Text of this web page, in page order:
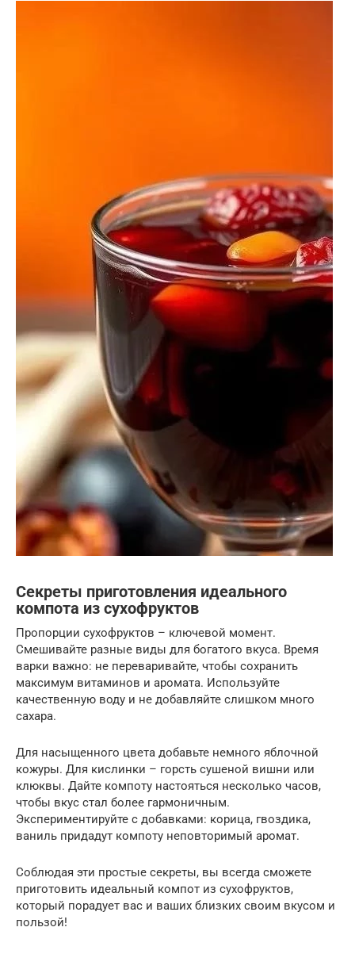
Секреты приготовления идеального
компота из сухофруктов
Пропорции сухофруктов – ключевой момент.
Смешивайте разные виды для богатого вкуса. Время
варки важно: не переваривайте, чтобы сохранить
максимум витаминов и аромата. Используйте
качественную воду и не добавляйте слишком много
сахара.
Для насыщенного цвета добавьте немного яблочной
кожуры. Для кислинки – горсть сушеной вишни или
клюквы. Дайте компоту настояться несколько часов,
чтобы вкус стал более гармоничным.
Экспериментируйте с добавками: корица, гвоздика,
ваниль придадут компоту неповторимый аромат.
Соблюдая эти простые секреты, вы всегда сможете
приготовить идеальный компот из сухофруктов,
который порадует вас и ваших близких своим вкусом и
пользой!